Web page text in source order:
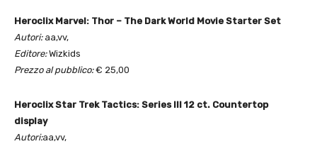
Heroclix Marvel: Thor – The Dark World Movie Starter Set
Autori:aa,vv,
Editore:Wizkids
Prezzo al pubblico:€ 25,00
Heroclix Star Trek Tactics: Series III 12 ct. Countertop
display
Autori:aa,vv,